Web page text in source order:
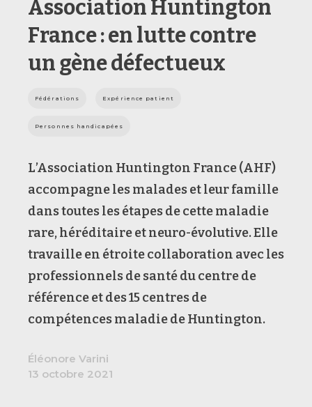
Association Huntington
France : en lutte contre
un gène défectueux
Fédérations Expérience patient
Personnes handicapées
L’Association Huntington France (AHF)
accompagne les malades et leur famille
dans toutes les étapes de cette maladie
rare, héréditaire et neuro-évolutive. Elle
travaille en étroite collaboration avec les
professionnels de santé du centre de
référence et des 15 centres de
compétences maladie de Huntington.
Éléonore Varini
13 octobre 2021